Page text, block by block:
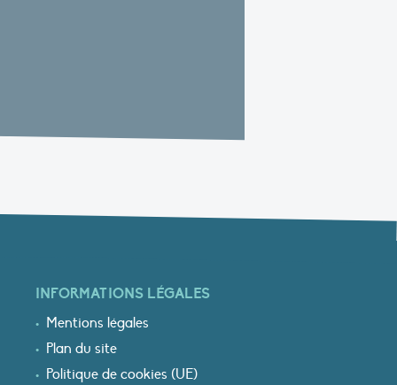
INFORMATIONS LÉGALES
Mentions légales
Plan du site
Politique de cookies (UE)